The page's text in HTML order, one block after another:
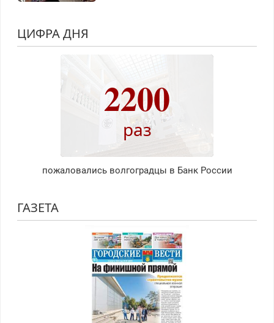
ЦИФРА ДНЯ
2200
раз
пожаловались волгоградцы в Банк России
ГАЗЕТА